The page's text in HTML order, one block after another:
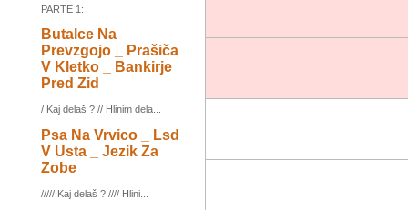
PARTE 1:
Butalce Na
Prevzgojo _ Prašiča
V Kletko _ Bankirje
Pred Zid
/ Kaj delaš ? // Hlinim dela...
Psa Na Vrvico _ Lsd
V Usta _ Jezik Za
Zobe
///// Kaj delaš ? //// Hlini...